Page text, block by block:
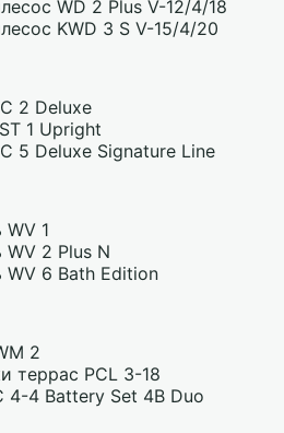
WD 2 Plus V-12/4/18
KWD 3 S V-15/4/20
2 Deluxe
1 Upright
5 Deluxe Signature Line
1
WV 2 Plus N
WV 6 Bath Edition
2
террас PCL 3-18
4-4 Battery Set 4B Duo